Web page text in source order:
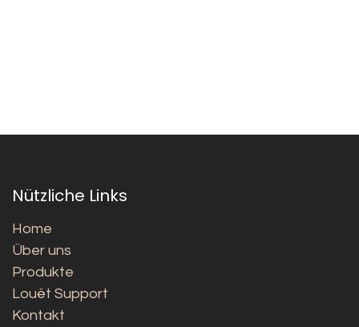
Nützliche Links
Home
Über uns
Produkte
Louët Support
Kontakt